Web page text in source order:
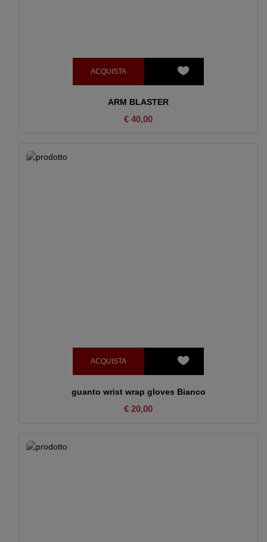
ACQUISTA
ARM BLASTER
€ 40,00
ACQUISTA
guanto wrist wrap gloves Bianco
€ 20,00